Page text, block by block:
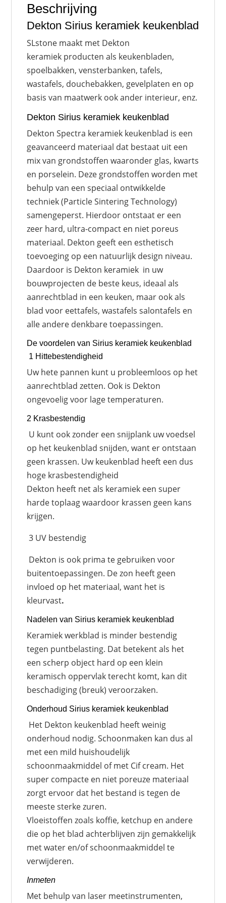
Beschrijving
Dekton Sirius keramiek keukenblad
SLstone maakt met Dekton
keramiek producten als keukenbladen,
spoelbakken, vensterbanken, tafels,
wastafels, douchebakken, gevelplaten en op
basis van maatwerk ook ander interieur, enz.
Dekton Sirius keramiek keukenblad
Dekton Spectra keramiek keukenblad is een
geavanceerd materiaal dat bestaat uit een
mix van grondstoffen waaronder glas, kwarts
en porselein. Deze grondstoffen worden met
behulp van een speciaal ontwikkelde
techniek (Particle Sintering Technology)
samengeperst. Hierdoor ontstaat er een
zeer hard, ultra-compact en niet poreus
materiaal. Dekton geeft een esthetisch
toevoeging op een natuurlijk design niveau.
Daardoor is Dekton keramiek in uw
bouwprojecten de beste keus, ideaal als
aanrechtblad in een keuken, maar ook als
blad voor eettafels, wastafels salontafels en
alle andere denkbare toepassingen.
De voordelen van Sirius keramiek keukenblad
1 Hittebestendigheid
Uw hete pannen kunt u probleemloos op het
aanrechtblad zetten. Ook is Dekton
ongevoelig voor lage temperaturen.
2 Krasbestendig
U kunt ook zonder een snijplank uw voedsel
op het keukenblad snijden, want er ontstaan
geen krassen. Uw keukenblad heeft een dus
hoge krasbestendigheid
Dekton heeft net als keramiek een super
harde toplaag waardoor krassen geen kans
krijgen.
3 UV bestendig
Dekton is ook prima te gebruiken voor
buitentoepassingen. De zon heeft geen
invloed op het materiaal, want het is
kleurvast.
Nadelen van Sirius keramiek keukenblad
Keramiek werkblad is minder bestendig
tegen puntbelasting. Dat betekent als het
een scherp object hard op een klein
keramisch oppervlak terecht komt, kan dit
beschadiging (breuk) veroorzaken.
Onderhoud Sirius keramiek keukenblad
Het Dekton keukenblad heeft weinig
onderhoud nodig. Schoonmaken kan dus al
met een mild huishoudelijk
schoonmaakmiddel of met Cif cream. Het
super compacte en niet poreuze materiaal
zorgt ervoor dat het bestand is tegen de
meeste sterke zuren.
Vloeistoffen zoals koffie, ketchup en andere
die op het blad achterblijven zijn gemakkelijk
met water en/of schoonmaakmiddel te
verwijderen.
Inmeten
Met behulp van laser meetinstrumenten,